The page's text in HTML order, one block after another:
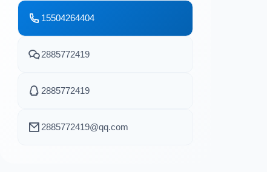
15504264404
2885772419
2885772419
2885772419@qq.com